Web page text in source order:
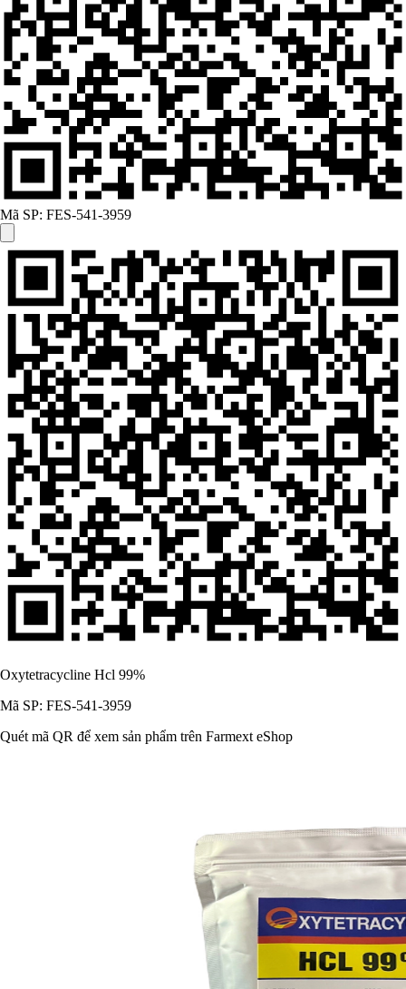
Mã SP: FES-541-3959
Oxytetracycline Hcl 99%
Mã SP: FES-541-3959
Quét mã QR để xem sản phẩm trên Farmext eShop